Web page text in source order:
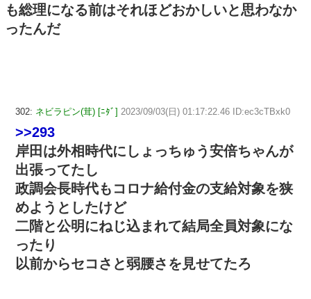
も総理になる前はそれほどおかしいと思わなか
ったんだ
302: ネビラピン(茸) [ﾆﾀﾞ] 2023/09/03(日) 01:17:22.46 ID:ec3cTBxk0
>>293
岸田は外相時代にしょっちゅう安倍ちゃんが
出張ってたし
政調会長時代もコロナ給付金の支給対象を狭
めようとしたけど
二階と公明にねじ込まれて結局全員対象にな
ったり
以前からセコさと弱腰さを見せてたろ